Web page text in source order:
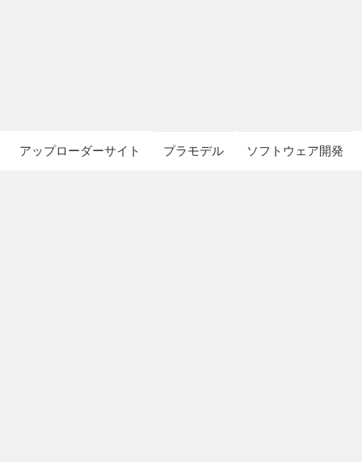
アップローダーサイト プラモデル ソフトウェア開発